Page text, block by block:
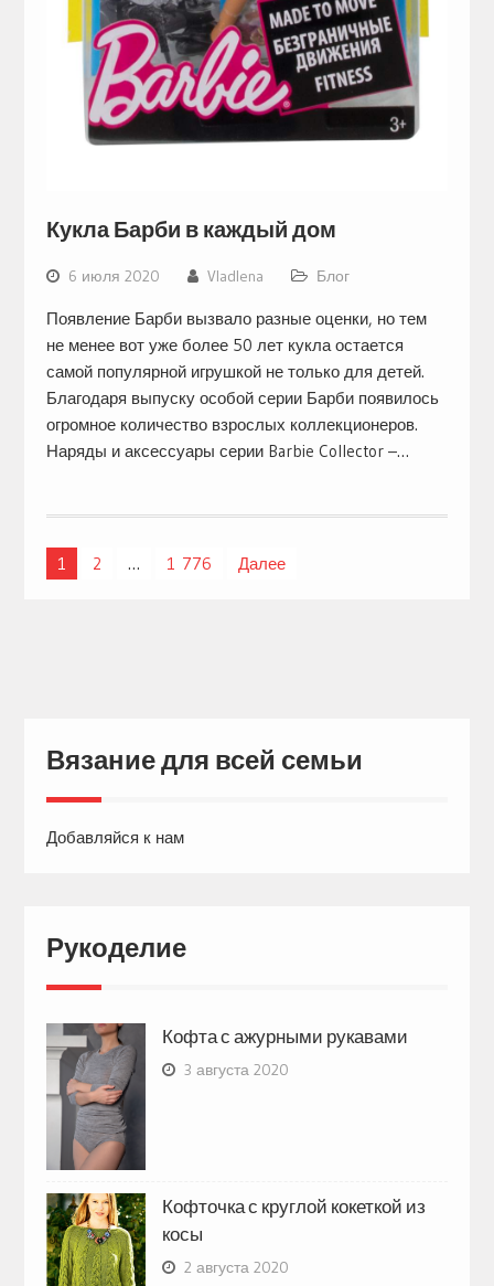
Кукла Барби в каждый дом
6 июля 2020 Vladlena Блог
Появление Барби вызвало разные оценки, но тем
не менее вот уже более 50 лет кукла остается
самой популярной игрушкой не только для детей.
Благодаря выпуску особой серии Барби появилось
огромное количество взрослых коллекционеров.
Наряды и аксессуары серии Barbie Collector –…
Навигация
1 2 … 1 776 Далее
Вязание для всей семьи
Добавляйся к нам
Рукоделие
Кофта с ажурными рукавами
3 августа 2020
Кофточка с круглой кокеткой из
косы
2 августа 2020